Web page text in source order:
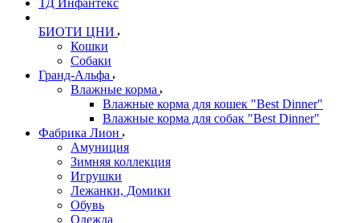
ТД Инфантекс
БИОТИ ЦНИ
Кошки
Собаки
Гранд-Альфа
Влажные корма
Влажные корма для кошек "Best Dinner"
Влажные корма для собак "Best Dinner"
Фабрика Лион
Амуниция
Зимняя коллекция
Игрушки
Лежанки, Домики
Обувь
Одежда